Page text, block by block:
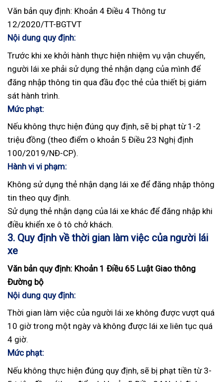
Văn bản quy định: Khoản 4 Điều 4 Thông tư
12/2020/TT-BGTVT
Nội dung quy định:
Trước khi xe khởi hành thực hiện nhiệm vụ vận chuyển,
người lái xe phải sử dụng thẻ nhận dạng của mình để
đăng nhập thông tin qua đầu đọc thẻ của thiết bị giám
sát hành trình.
Mức phạt:
Nếu không thực hiện đúng quy định, sẽ bị phạt từ 1-2
triệu đồng (theo điểm o khoản 5 Điều 23 Nghị định
100/2019/NĐ-CP).
Hành vi vi phạm:
Không sử dụng thẻ nhận dạng lái xe để đăng nhập thông
tin theo quy định.
Sử dụng thẻ nhận dạng của lái xe khác để đăng nhập khi
điều khiển xe ô tô chở khách.
3. Quy định về thời gian làm việc của người lái
xe
Văn bản quy định: Khoản 1 Điều 65 Luật Giao thông
Đường bộ
Nội dung quy định:
Thời gian làm việc của người lái xe không được vượt quá
10 giờ trong một ngày và không được lái xe liên tục quá
4 giờ.
Mức phạt:
Nếu không thực hiện đúng quy định, sẽ bị phạt tiền từ 3-